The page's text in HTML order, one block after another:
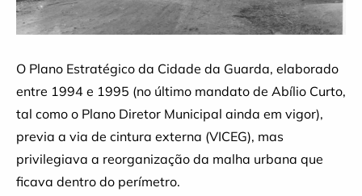
O Plano Estratégico da Cidade da Guarda, elaborado
entre 1994 e 1995 (no último mandato de Abílio Curto,
tal como o Plano Diretor Municipal ainda em vigor),
previa a via de cintura externa (VICEG), mas
privilegiava a reorganização da malha urbana que
ficava dentro do perímetro.